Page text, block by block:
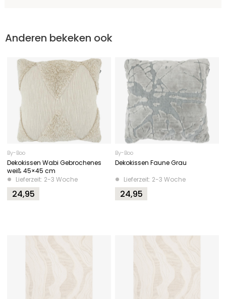
Anderen bekeken ook
By-Boo
Dekokissen Wabi Gebrochenes
weiß 45×45 cm
Lieferzeit: 2-3 Woche
24,95
By-Boo
Dekokissen Faune Grau
Lieferzeit: 2-3 Woche
24,95